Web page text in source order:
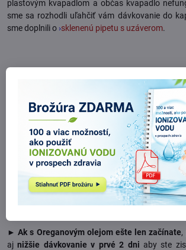
plastovým kvapadlom a občas kvapadlo
sme sa rozhodli uľahčiť vám dávkovanie do
sme doplnili o ›sklenenú pipetu s uzáverom.
Nechce sa vám plniť kapsule?
Candicaps
Neprehliadnite tieto
► Nezabudnite dodržiavať toto pravidlo:
plný žalúdok, čiže vždy po jedle. Nakvapká sa
džúsom, či jogurtom. Toto platí aj v prípade
►Ak s Oreganovým olejom ešte len začínate,
ajnižšie dávkovanie v prvé 2 dni aby ste